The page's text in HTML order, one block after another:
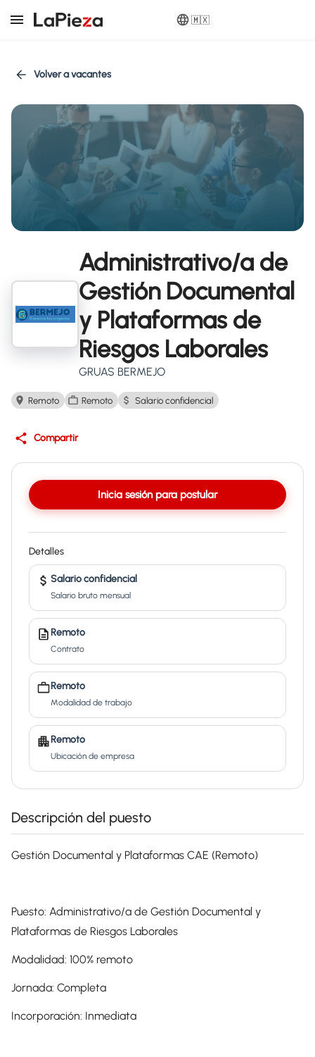
🇲🇽
Volver a vacantes
Administrativo/a de
Gestión Documental
y Plataformas de
Riesgos Laborales
GRUAS BERMEJO
Remoto Remoto Salario confidencial
Compartir
Inicia sesión para postular
Detalles
Salario confidencial
Salario bruto mensual
Remoto
Contrato
Remoto
Modalidad de trabajo
Remoto
Ubicación de empresa
Descripción del puesto
Gestión Documental y Plataformas CAE (Remoto)
Puesto: Administrativo/a de Gestión Documental y
Plataformas de Riesgos Laborales
Modalidad: 100% remoto
Jornada: Completa
Incorporación: Inmediata